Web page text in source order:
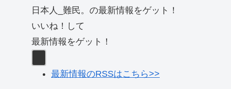
日本人_難民。の最新情報をゲット！
いいね！して
最新情報をゲット！
最新情報のRSSはこちら>>